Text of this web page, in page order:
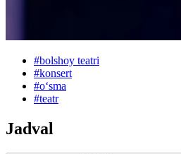
#bolshoy teatri
#konsert
#oʻsma
#teatr
Jadval